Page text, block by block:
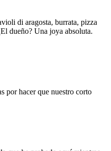
di aragosta, burrata, pizza
dueño? Una joya absoluta.
por hacer que nuestro corto